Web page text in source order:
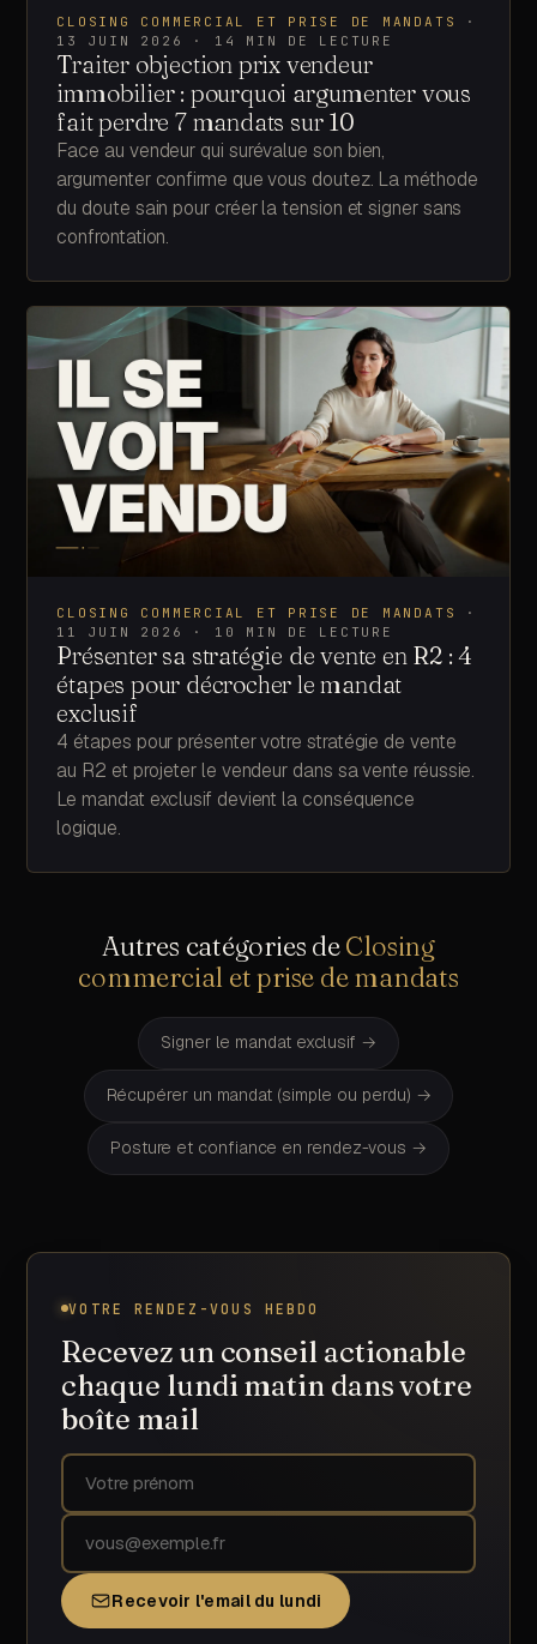
CLOSING COMMERCIAL ET PRISE DE MANDATS
·
13 JUIN 2026
· 14 MIN DE LECTURE
Traiter objection prix vendeur
immobilier : pourquoi argumenter vous
fait perdre 7 mandats sur 10
Face au vendeur qui surévalue son bien,
argumenter confirme que vous doutez. La méthode
du doute sain pour créer la tension et signer sans
confrontation.
CLOSING COMMERCIAL ET PRISE DE MANDATS
·
11 JUIN 2026
· 10 MIN DE LECTURE
Présenter sa stratégie de vente en R2 : 4
étapes pour décrocher le mandat
exclusif
4 étapes pour présenter votre stratégie de vente
au R2 et projeter le vendeur dans sa vente réussie.
Le mandat exclusif devient la conséquence
logique.
Autres catégories deClosing
commercial et prise de mandats
Signer le mandat exclusif →
Récupérer un mandat (simple ou perdu) →
Posture et confiance en rendez-vous →
VOTRE RENDEZ-VOUS HEBDO
Recevez un conseil actionable
chaque lundi matin dans votre
boîte mail
Prénom
Adresse email
Recevoir l'email du lundi